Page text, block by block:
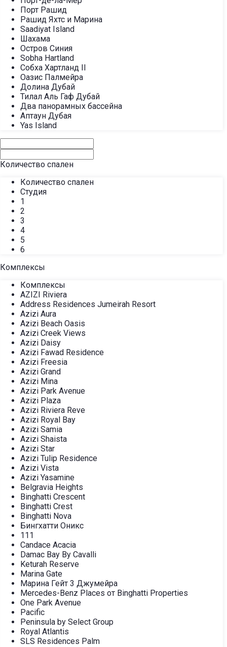
Порт Рашид
Рашид Яхтс и Марина
Saadiyat Island
Шахама
Остров Синия
Sobha Hartland
Собха Хартланд II
Оазис Палмейра
Долина Дубай
Тилал Аль Гаф Дубай
Два панорамных бассейна
Аптаун Дубая
Yas Island
Количество спален
Количество спален
Студия
1
2
3
4
5
6
Комплексы
Комплексы
AZIZI Riviera
Address Residences Jumeirah Resort
Azizi Aura
Azizi Beach Oasis
Azizi Creek Views
Azizi Daisy
Azizi Fawad Residence
Azizi Freesia
Azizi Grand
Azizi Mina
Azizi Park Avenue
Azizi Plaza
Azizi Riviera Reve
Azizi Royal Bay
Azizi Samia
Azizi Shaista
Azizi Star
Azizi Tulip Residence
Azizi Vista
Azizi Yasamine
Belgravia Heights
Binghatti Crescent
Binghatti Crest
Binghatti Nova
Бингхатти Оникс
111
Candace Acacia
Damac Bay By Cavalli
Keturah Reserve
Marina Gate
Марина Гейт 3 Джумейра
Mercedes-Benz Places от Binghatti Properties
One Park Avenue
Pacific
Peninsula by Select Group
Royal Atlantis
SLS Residences Palm